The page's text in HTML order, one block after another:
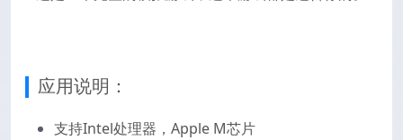
应用说明：
支持Intel处理器， Apple M芯片